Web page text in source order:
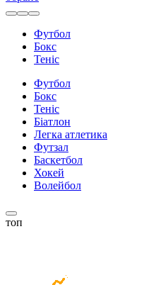
Футбол
Бокс
Теніс
Футбол
Бокс
Теніс
Біатлон
Легка атлетика
Футзал
Баскетбол
Хокей
Волейбол
топ